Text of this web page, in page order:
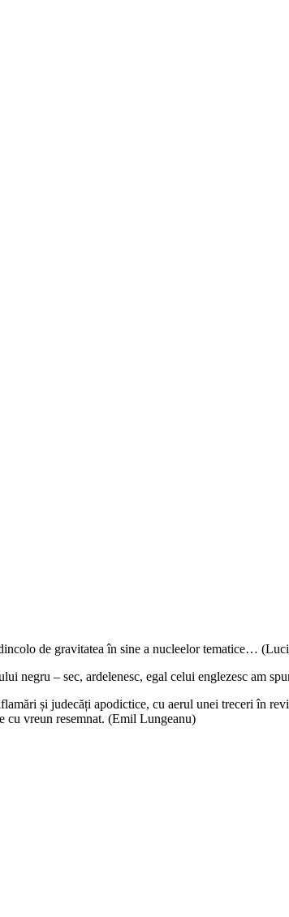
de gravitatea în sine a nucleelor tematice…
negru – sec, ardelenesc, egal celui englezesc am
și judecăți apodictice, cu aerul unei treceri în
cu vreun resemnat. (Emil Lungeanu)